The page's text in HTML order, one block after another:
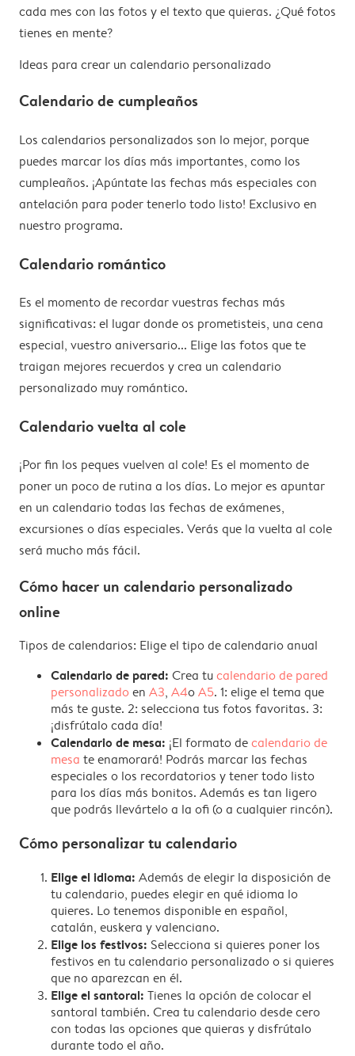
cada mes con las fotos y el texto que quieras. ¿Qué fotos
tienes en mente?
Ideas para crear un calendario personalizado
Calendario de cumpleaños
Los calendarios personalizados son lo mejor, porque
puedes marcar los días más importantes, como los
cumpleaños. ¡Apúntate las fechas más especiales con
antelación para poder tenerlo todo listo! Exclusivo en
nuestro programa.
Calendario romántico
Es el momento de recordar vuestras fechas más
significativas: el lugar donde os prometisteis, una cena
especial, vuestro aniversario... Elige las fotos que te
traigan mejores recuerdos y crea un calendario
personalizado muy romántico.
Calendario vuelta al cole
¡Por fin los peques vuelven al cole! Es el momento de
poner un poco de rutina a los días. Lo mejor es apuntar
en un calendario todas las fechas de exámenes,
excursiones o días especiales. Verás que la vuelta al cole
será mucho más fácil.
Cómo hacer un calendario personalizado
online
Tipos de calendarios: Elige el tipo de calendario anual
Calendario de pared: Crea tucalendario de pared
personalizado en A3, A4oA5. 1: elige el tema que
más te guste. 2: selecciona tus fotos favoritas. 3:
¡disfrútalo cada día!
Calendario de mesa: ¡El formato decalendario de
mesa te enamorará! Podrás marcar las fechas
especiales o los recordatorios y tener todo listo
para los días más bonitos. Además es tan ligero
que podrás llevártelo a la ofi (o a cualquier rincón).
Cómo personalizar tu calendario
Elige el idioma: Además de elegir la disposición de
tu calendario, puedes elegir en qué idioma lo
quieres. Lo tenemos disponible en español,
catalán, euskera y valenciano.
Elige los festivos: Selecciona si quieres poner los
festivos en tu calendario personalizado o si quieres
que no aparezcan en él.
Elige el santoral: Tienes la opción de colocar el
santoral también. Crea tu calendario desde cero
con todas las opciones que quieras y disfrútalo
durante todo el año.